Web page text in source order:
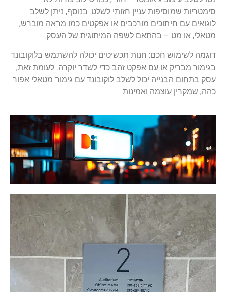
סימטריות שמוסיפות עניין חזותי לשלט. בנוסף, ניתן לשלב
לוגואים עם חיתוכים מורכבים או אפקטים כמו מראה מוברש,
מטאלי, או מט – בהתאם לשפה המיתוגית של העסק.
דוגמה לשימוש חכם: חנות תכשיטים יכולה להשתמש בלוקובונד
בגימור מבריק או עם אפקט זהב כדי לשדר יוקרה. לעומת זאת,
עסק בתחום הבנייה יכול לשלב לוקובונד עם גימור מטאלי אפור
כהה, שמקרין עוצמה ואמינות.